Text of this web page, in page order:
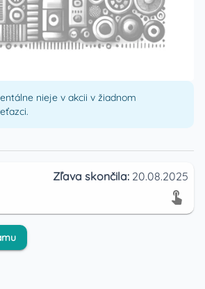
nieje v akcii v žiadnom
Zľava skončila: 20.08.2025